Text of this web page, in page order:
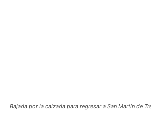
Bajada por la calzada para regresar a San Martín de